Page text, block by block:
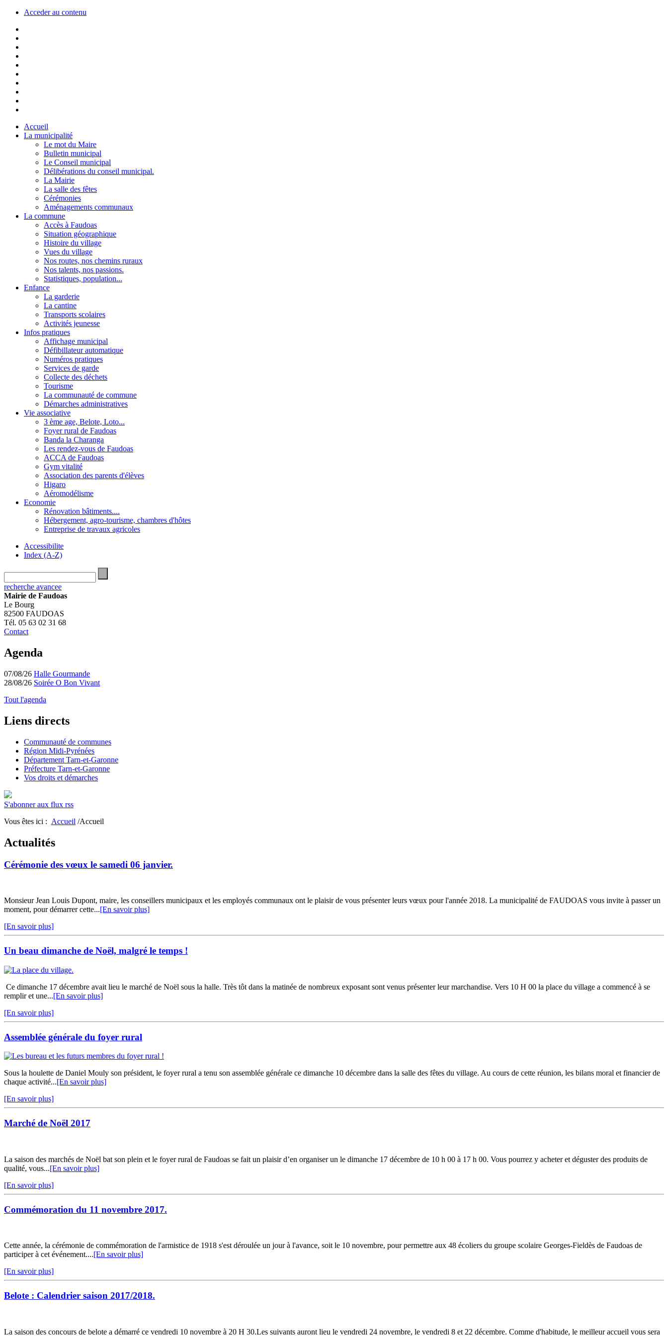
Acceder au contenu
Accueil
La municipalité
Le mot du Maire
Bulletin municipal
Le Conseil municipal
Délibérations du conseil municipal.
La Mairie
La salle des fêtes
Cérémonies
Aménagements communaux
La commune
Accès à Faudoas
Situation géographique
Histoire du village
Vues du village
Nos routes, nos chemins ruraux
Nos talents, nos passions.
Statistiques, population...
Enfance
La garderie
La cantine
Transports scolaires
Activités jeunesse
Infos pratiques
Affichage municipal
Défibillateur automatique
Numéros pratiques
Services de garde
Collecte des déchets
Tourisme
La communauté de commune
Démarches administratives
Vie associative
3 ème age, Belote, Loto...
Foyer rural de Faudoas
Banda la Charanga
Les rendez-vous de Faudoas
ACCA de Faudoas
Gym vitalité
Association des parents d'élèves
Higaro
Aéromodélisme
Economie
Rénovation bâtiments....
Hébergement, agro-tourisme, chambres d'hôtes
Entreprise de travaux agricoles
Accessibilite
Index (A-Z)
recherche avancee
Mairie de Faudoas
Le Bourg
82500 FAUDOAS
Tél. 05 63 02 31 68
Contact
Agenda
07/08/26 Halle Gourmande
28/08/26 Soirée O Bon Vivant
Tout l'agenda
Liens directs
Communauté de communes
Région Midi-Pyrénées
Département Tarn-et-Garonne
Préfecture Tarn-et-Garonne
Vos droits et démarches
S'abonner aux flux rss
Vous êtes ici : Accueil /Accueil
Actualités
Cérémonie des vœux le samedi 06 janvier.
Monsieur Jean Louis Dupont, maire, les conseillers municipaux et les employés communaux ont le plaisir de vous présenter leurs vœux pour l'année 2018. La municipalité de FAUDOAS vous invite à passer un
moment, pour démarrer cette...[En savoir plus]
[En savoir plus]
Un beau dimanche de Noël, malgré le temps !
Ce dimanche 17 décembre avait lieu le marché de Noël sous la halle. Très tôt dans la matinée de nombreux exposant sont venus présenter leur marchandise. Vers 10 H 00 la place du village a commencé à se
remplir et une...[En savoir plus]
[En savoir plus]
Assemblée générale du foyer rural
Sous la houlette de Daniel Mouly son président, le foyer rural a tenu son assemblée générale ce dimanche 10 décembre dans la salle des fêtes du village. Au cours de cette réunion, les bilans moral et financier de
chaque activité...[En savoir plus]
[En savoir plus]
Marché de Noël 2017
La saison des marchés de Noël bat son plein et le foyer rural de Faudoas se fait un plaisir d’en organiser un le dimanche 17 décembre de 10 h 00 à 17 h 00. Vous pourrez y acheter et déguster des produits de
qualité, vous...[En savoir plus]
[En savoir plus]
Commémoration du 11 novembre 2017.
Cette année, la cérémonie de commémoration de l'armistice de 1918 s'est déroulée un jour à l'avance, soit le 10 novembre, pour permettre aux 48 écoliers du groupe scolaire Georges-Fieldès de Faudoas de
participer à cet événement....[En savoir plus]
[En savoir plus]
Belote : Calendrier saison 2017/2018.
La saison des concours de belote a démarré ce vendredi 10 novembre à 20 H 30.Les suivants auront lieu le vendredi 24 novembre, le vendredi 8 et 22 décembre. Comme d'habitude, le meilleur accueil vous sera